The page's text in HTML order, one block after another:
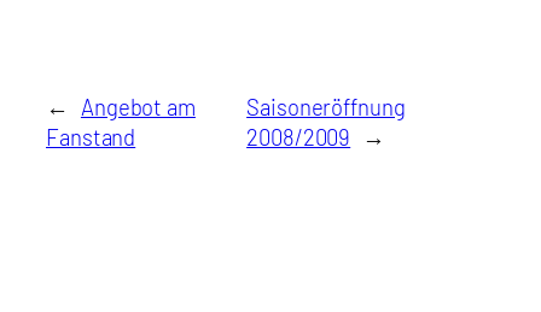
←
Angebot am
Fanstand
Saisoneröffnung
2008/2009
→